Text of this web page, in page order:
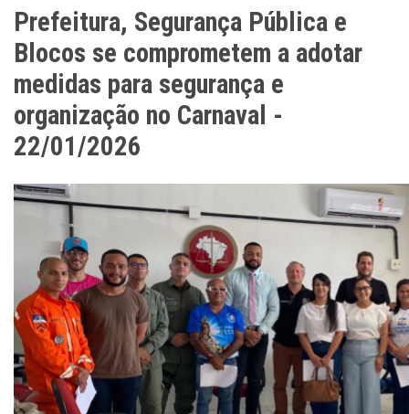
Prefeitura, Segurança Pública e
Blocos se comprometem a adotar
medidas para segurança e
organização no Carnaval -
22/01/2026